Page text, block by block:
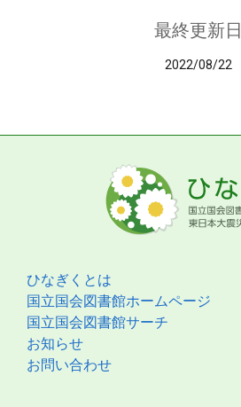
最終更新日
2022/08/22
ひなぎくとは
国立国会図書館ホームページ
国立国会図書館サーチ
お知らせ
お問い合わせ